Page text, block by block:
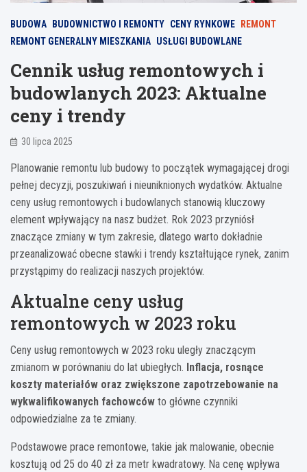
BUDOWA BUDOWNICTWO I REMONTY CENY RYNKOWE
REMONT
REMONT GENERALNY MIESZKANIA USŁUGI BUDOWLANE
Cennik usług remontowych i
budowlanych 2023: Aktualne
ceny i trendy
30 lipca 2025
Planowanie remontu lub budowy to początek wymagającej drogi
pełnej decyzji, poszukiwań i nieuniknionych wydatków. Aktualne
ceny usług remontowych i budowlanych stanowią kluczowy
element wpływający na nasz budżet. Rok 2023 przyniósł
znaczące zmiany w tym zakresie, dlatego warto dokładnie
przeanalizować obecne stawki i trendy kształtujące rynek, zanim
przystąpimy do realizacji naszych projektów.
Aktualne ceny usług
remontowych w 2023 roku
Ceny usług remontowych w 2023 roku uległy znaczącym
zmianom w porównaniu do lat ubiegłych. Inflacja, rosnące
koszty materiałów oraz zwiększone zapotrzebowanie na
wykwalifikowanych fachowców to główne czynniki
odpowiedzialne za te zmiany.
Podstawowe prace remontowe, takie jak malowanie, obecnie
kosztują od 25 do 40 zł za metr kwadratowy. Na cenę wpływa